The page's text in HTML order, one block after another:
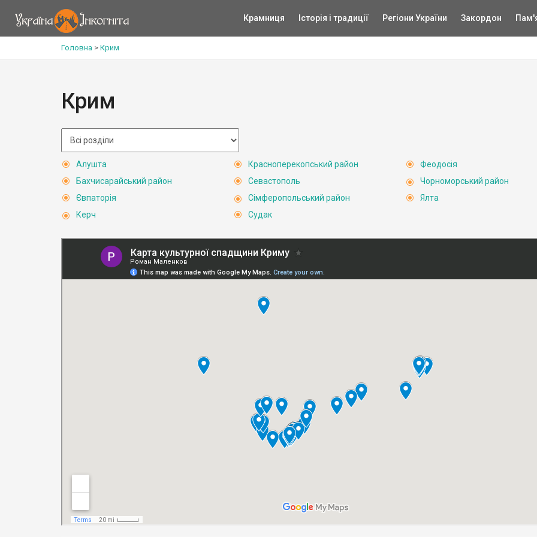
Крамниця Історія і традиції Регіони України Закордон
Головна > Крим
Крим
Алушта
Бахчисарайський район
Євпаторія
Керч
Красноперекопський район
Севастополь
Сімферопольський район
Судак
Феодосія
Чорноморський район
Ялта